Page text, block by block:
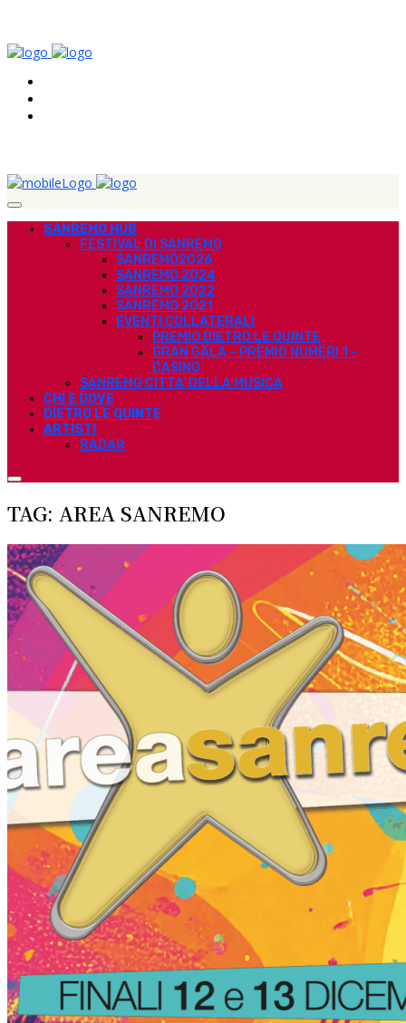
SANREMO HUB
FESTIVAL DI SANREMO
SANREMO2026
SANREMO 2024
SANREMO 2022
SANREMO 2021
EVENTI COLLATERALI
PREMIO DIETRO LE QUINTE
GRAN GALA – PREMIO NUMERI 1 –
CASINO
SANREMO CITTA’ DELLA MUSICA
CHI E DOVE
DIETRO LE QUINTE
ARTISTI
RADAR
TAG: AREA SANREMO